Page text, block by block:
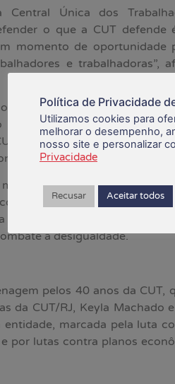
Única dos
o que a CUT defende
momento de oportunidade
e trabalhadoras”,
delegados que vão
As resoluções
precisa desempenhar no
do Brasil.
sindical, como
atualização da
democracia e na
à desigualdade.
pelos 40 anos da CUT,
da CUT/RJ, Keyla Machado
marcada pela luta
por lutas contra planos
Política de Privacidade
Utilizamos cookies para
melhorar o desempenho,
nosso site e personalizar
Privacidade
Recusar Aceitar todos